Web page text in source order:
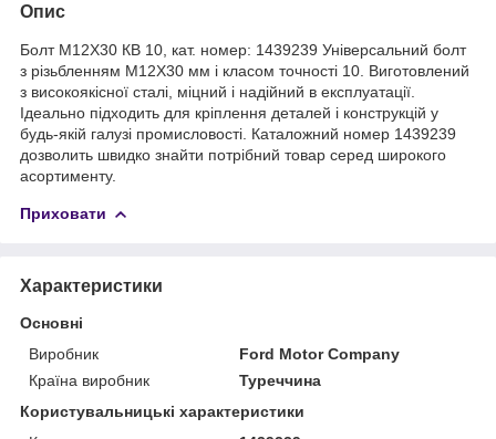
Опис
Болт M12X30 КВ 10, кат. номер: 1439239 Універсальний болт
з різьбленням M12X30 мм і класом точності 10. Виготовлений
з високоякісної сталі, міцний і надійний в експлуатації.
Ідеально підходить для кріплення деталей і конструкцій у
будь-якій галузі промисловості. Каталожний номер 1439239
дозволить швидко знайти потрібний товар серед широкого
асортименту.
Приховати
Характеристики
Основні
Виробник
Ford Motor Company
Країна виробник
Туреччина
Користувальницькі характеристики